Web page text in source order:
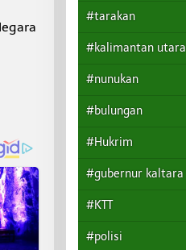
#tarakan
#kalimantan utara
#nunukan
#bulungan
#Hukrim
#gubernur kaltara
#KTT
#polisi